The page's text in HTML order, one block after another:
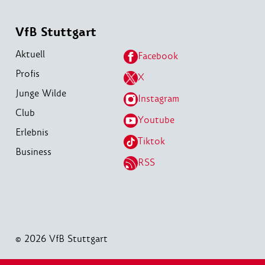
VfB Stuttgart
Aktuell
Profis
Junge Wilde
Club
Erlebnis
Business
Facebook
X
Instagram
Youtube
Tiktok
RSS
© 2026 VfB Stuttgart